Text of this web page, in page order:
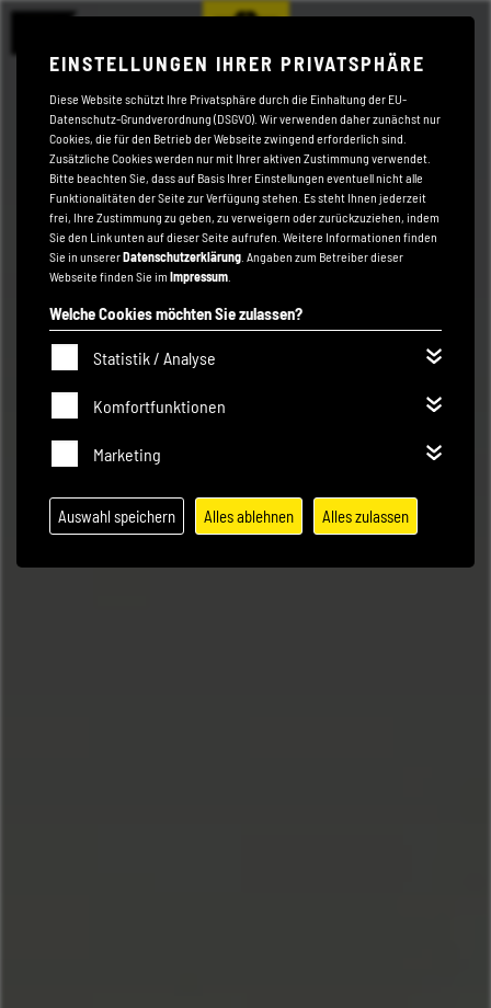
EINSTELLUNGEN IHRER PRIVATSPHÄRE
Diese Website schützt Ihre Privatsphäre durch die Einhaltung der EU-
Datenschutz-Grundverordnung (DSGVO). Wir verwenden daher zunächst nur
Cookies, die für den Betrieb der Webseite zwingend erforderlich sind.
Zusätzliche Cookies werden nur mit Ihrer aktiven Zustimmung verwendet.
Bitte beachten Sie, dass auf Basis Ihrer Einstellungen eventuell nicht alle
Funktionalitäten der Seite zur Verfügung stehen. Es steht Ihnen jederzeit
frei, Ihre Zustimmung zu geben, zu verweigern oder zurückzuziehen, indem
Sie den Link unten auf dieser Seite aufrufen. Weitere Informationen finden
Sie in unsererDatenschutzerklärung . Angaben zum Betreiber dieser
Webseite finden Sie im Impressum
Welche Cookies möchten Sie zulassen?
Statistik / Analyse
Komfortfunktionen
Marketing
Auswahl speichern Alles ablehnen Alles zulassen